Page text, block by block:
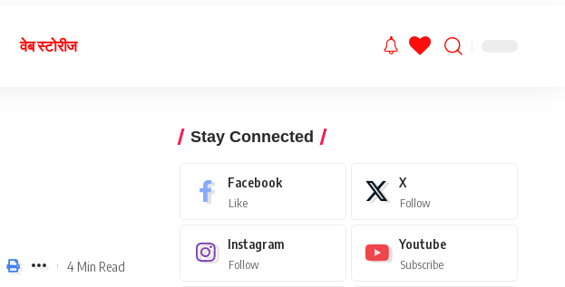
वेब स्टोरीज
4 Min Read
Stay Connected
Facebook
Like
X
Follow
Instagram
Follow
Youtube
Subscribe